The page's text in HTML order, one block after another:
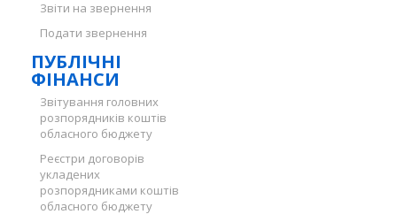
Звіти на звернення
Подати звернення
ПУБЛІЧНІ
ФІНАНСИ
Звітування головних
розпорядників коштів
обласного бюджету
Реєстри договорів
укладених
розпорядниками коштів
обласного бюджету